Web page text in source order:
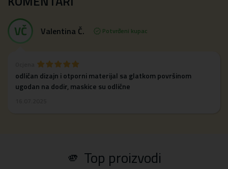
VČ Valentina Č. Potvrđeni kupac
odličan dizajn i otporni materijal sa glatkom površinom
ugodan na dodir, maskice su odlične
🫵 Top proizvodi